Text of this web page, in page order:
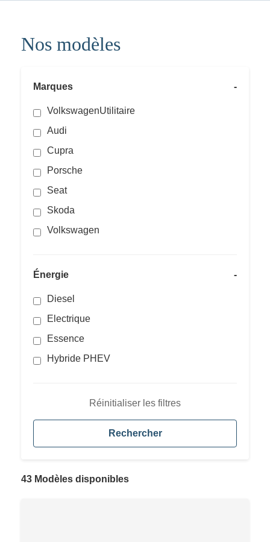
Nos modèles
Marques -
VolkswagenUtilitaire
Audi
Cupra
Porsche
Seat
Skoda
Volkswagen
Énergie -
Diesel
Electrique
Essence
Hybride PHEV
Réinitialiser les filtres
Rechercher
43 Modèles disponibles